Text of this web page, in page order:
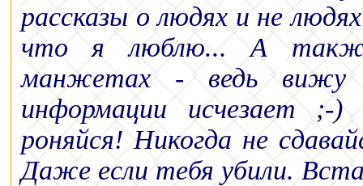
рассказы о людях и не
что я люблю... А
манжетах - ведь
информации исчезает ;-
роняйся! Никогда не
Даже если тебя убили.